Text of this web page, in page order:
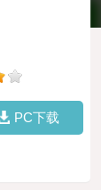
PC下载